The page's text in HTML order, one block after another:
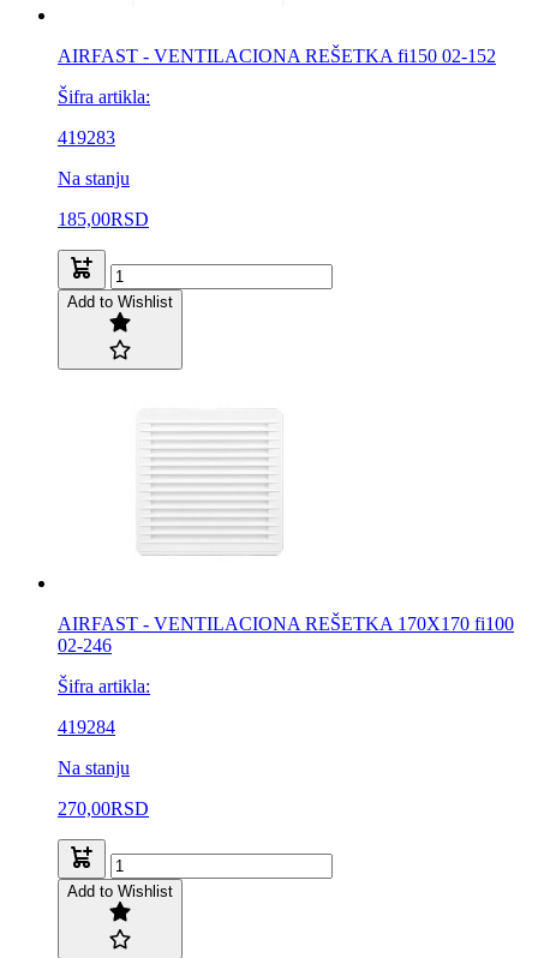
AIRFAST - VENTILACIONA REŠETKA fi150 02-152
Šifra artikla:
419283
Na stanju
185,00RSD
Add to Wishlist
AIRFAST - VENTILACIONA REŠETKA 170X170 fi100
02-246
Šifra artikla:
419284
Na stanju
270,00RSD
Add to Wishlist